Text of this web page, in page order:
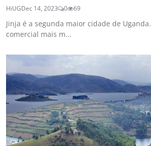
HiUGDec 14, 2023 0 69
Jinja é a segunda maior cidade de
comercial mais m...